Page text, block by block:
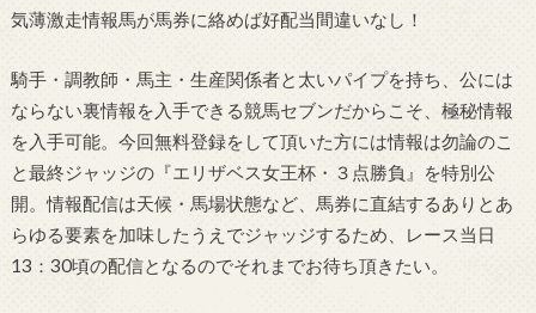
気薄激走情報馬が馬券に絡めば好配当間違いなし！
騎手・調教師・馬主・生産関係者と太いパイプを持ち、公には
ならない裏情報を入手できる競馬セブンだからこそ、極秘情報
を入手可能。今回無料登録をして頂いた方には情報は勿論のこ
と最終ジャッジの『エリザベス女王杯・３点勝負』を特別公
開。情報配信は天候・馬場状態など、馬券に直結するありとあ
らゆる要素を加味したうえでジャッジするため、レース当日
13：30頃の配信となるのでそれまでお待ち頂きたい。